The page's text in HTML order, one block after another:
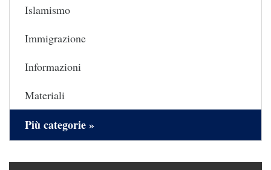
Islamismo
Immigrazione
Informazioni
Materiali
Più categorie »